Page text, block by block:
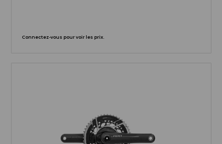
Connectez-vous pour voir les prix.